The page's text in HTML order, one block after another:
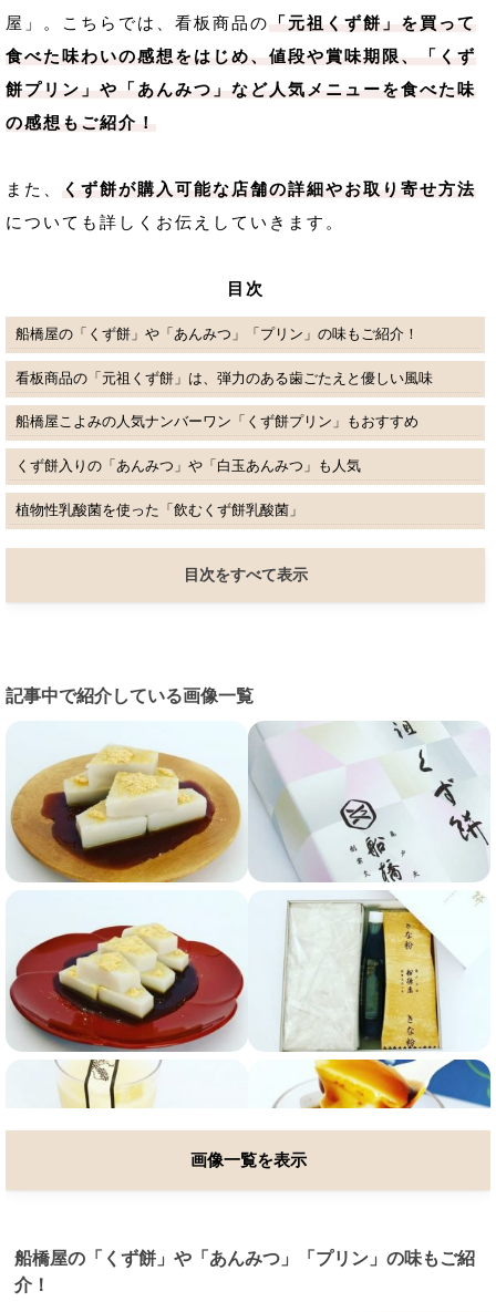
屋」。こちらでは、看板商品の
「元祖くず餅」を買って
食べた味わいの感想をはじめ、値段や賞味期限、「くず
餅プリン」や「あんみつ」など人気メニューを食べた味
の感想もご紹介！
また、
くず餅が購入可能な店舗の詳細やお取り寄せ方法
についても詳しくお伝えしていきます。
目次
船橋屋の「くず餅」や「あんみつ」「プリン」の味もご紹介！
看板商品の「元祖くず餅」は、弾力のある歯ごたえと優しい風味
船橋屋こよみの人気ナンバーワン「くず餅プリン」もおすすめ
くず餅入りの「あんみつ」や「白玉あんみつ」も人気
植物性乳酸菌を使った「飲むくず餅乳酸菌」
目次をすべて表示
記事中で紹介している画像一覧
画像一覧を表示
船橋屋の「くず餅」や「あんみつ」「プリン」の味もご紹
介！